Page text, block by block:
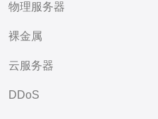
物理服务器
裸金属
云服务器
DDoS